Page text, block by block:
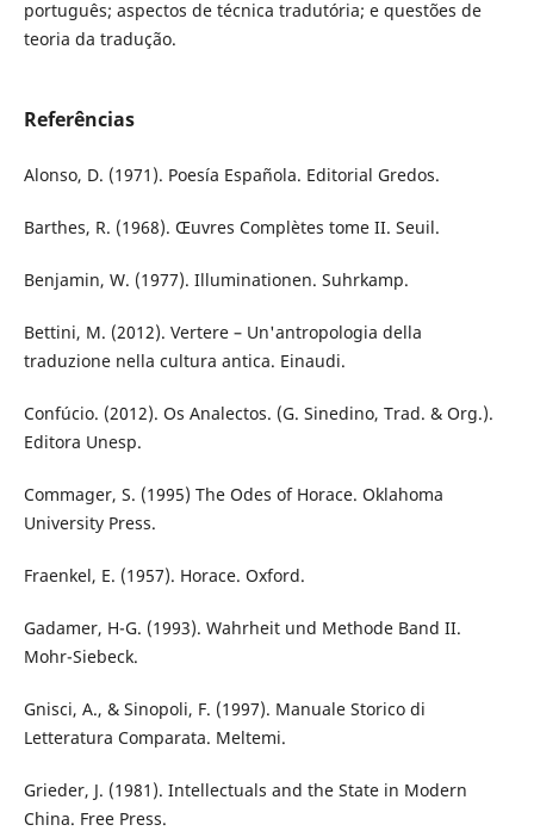
português; aspectos de técnica tradutória; e questões de
teoria da tradução.
Referências
Alonso, D. (1971). Poesía Española. Editorial Gredos.
Barthes, R. (1968). Œuvres Complètes tome II. Seuil.
Benjamin, W. (1977). Illuminationen. Suhrkamp.
Bettini, M. (2012). Vertere – Un'antropologia della
traduzione nella cultura antica. Einaudi.
Confúcio. (2012). Os Analectos. (G. Sinedino, Trad. & Org.).
Editora Unesp.
Commager, S. (1995) The Odes of Horace. Oklahoma
University Press.
Fraenkel, E. (1957). Horace. Oxford.
Gadamer, H-G. (1993). Wahrheit und Methode Band II.
Mohr-Siebeck.
Gnisci, A., & Sinopoli, F. (1997). Manuale Storico di
Letteratura Comparata. Meltemi.
Grieder, J. (1981). Intellectuals and the State in Modern
China. Free Press.